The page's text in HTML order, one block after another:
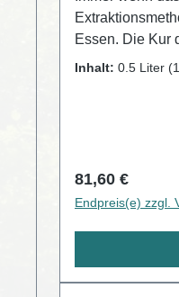
Essen. Die Kur
Jahre 3 ml pro
Inhalt: 0.5 Liter
Regulärer
81,60 €
Endpreis(e) zzgl.